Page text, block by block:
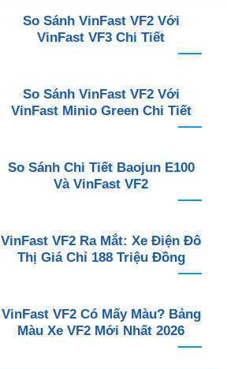
So Sánh VinFast VF2 Với
VinFast VF3 Chi Tiết
So Sánh VinFast VF2 Với
VinFast Minio Green Chi Tiết
So Sánh Chi Tiết Baojun E100
Và VinFast VF2
VinFast VF2 Ra Mắt: Xe Điện Đô
Thị Giá Chỉ 188 Triệu Đồng
VinFast VF2 Có Mấy Màu? Bảng
Màu Xe VF2 Mới Nhất 2026